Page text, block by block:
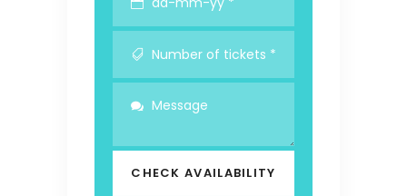
CHECK AVAILABILITY